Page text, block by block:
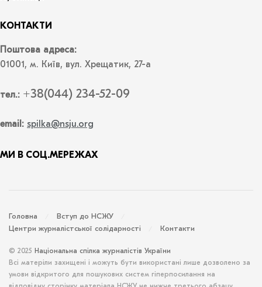
КОНТАКТИ
Поштова адреса:
01001, м. Київ, вул. Хрещатик, 27-а
тел.: +38(044) 234-52-09
email: spilka@nsju.org
МИ В СОЦ.МЕРЕЖАХ
Головна
Вступ до НСЖУ
Центри журналістської солідарності
Контакти
© 2025 Національна спілка журналістів України
Всі матеріли захищені і можуть бути використані лише дозволено за
умови відкритого для пошукових систем гіперпосилання на